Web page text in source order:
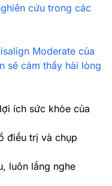
cứu trong các
Moderate của
sẽ cảm thấy hài lòng
ích sức khỏe của
điều trị và chụp
luôn lắng nghe